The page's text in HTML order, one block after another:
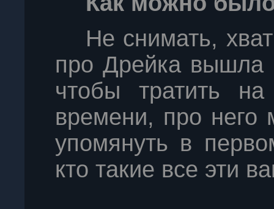
Не снимать,
про Дрейка вышла
чтобы тратить на
времени, про него
упомянуть в
кто такие все эти